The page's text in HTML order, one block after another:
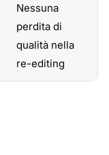
Nessuna
perdita di
qualità nella
re-editing